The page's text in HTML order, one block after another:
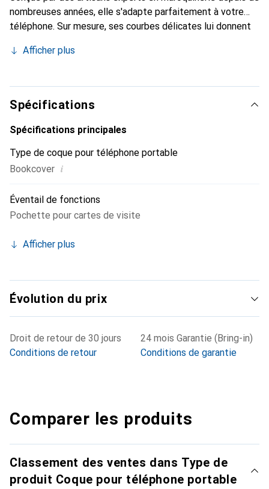
nombreuses années, elle s'adapte parfaitement à votre
téléphone. Sur mesure, ses courbes délicates lui donnent
et indispensable de votre smartphone. Reconnaître
marque Noreve est un choix sûr pour une clientèle
exigeante.
Afficher plus
Spécifications
Spécifications principales
Type de coque pour téléphone portable
Bookcover i
Éventail de fonctions
Pochette pour cartes de visite
Afficher plus
Évolution du prix
Droit de retour de 30 jours
Conditions de retour
24 mois Garantie (Bring-in)
Conditions de garantie
Comparer les produits
Classement des ventes dans Type de
produit Coque pour téléphone portable